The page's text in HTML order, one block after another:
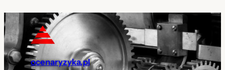
ocenaryzyka.pl